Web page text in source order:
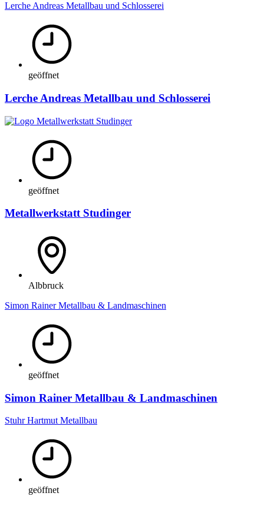
Lerche Andreas Metallbau und Schlosserei
geöffnet
Lerche Andreas Metallbau und Schlosserei
geöffnet
Metallwerkstatt Studinger
Albbruck
Simon Rainer Metallbau & Landmaschinen
geöffnet
Simon Rainer Metallbau & Landmaschinen
Stuhr Hartmut Metallbau
geöffnet